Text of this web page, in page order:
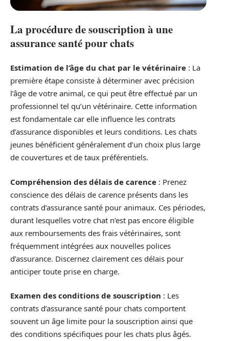
La procédure de souscription à une
assurance santé pour chats
Estimation de l’âge du chat par le vétérinaire : La
première étape consiste à déterminer avec précision
l’âge de votre animal, ce qui peut être effectué par un
professionnel tel qu’un vétérinaire. Cette information
est fondamentale car elle influence les contrats
d’assurance disponibles et leurs conditions. Les chats
jeunes bénéficient généralement d’un choix plus large
de couvertures et de taux préférentiels.
Compréhension des délais de carence : Prenez
conscience des délais de carence présents dans les
contrats d’assurance santé pour animaux. Ces périodes,
durant lesquelles votre chat n’est pas encore éligible
aux remboursements des frais vétérinaires, sont
fréquemment intégrées aux nouvelles polices
d’assurance. Discernez clairement ces délais pour
anticiper toute prise en charge.
Examen des conditions de souscription : Les
contrats d’assurance santé pour chats comportent
souvent un âge limite pour la souscription ainsi que
des conditions spécifiques pour les chats plus âgés.